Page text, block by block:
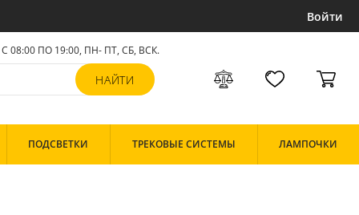
Войти
С 08:00 ПО 19:00, ПН- ПТ, СБ, ВСК.
ПОДСВЕТКИ ТРЕКОВЫЕ СИСТЕМЫ ЛАМПОЧКИ